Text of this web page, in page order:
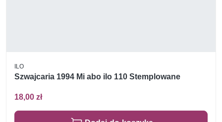
ILO
Szwajcaria 1994 Mi abo ilo 110 Stemplowane
18,00 zł